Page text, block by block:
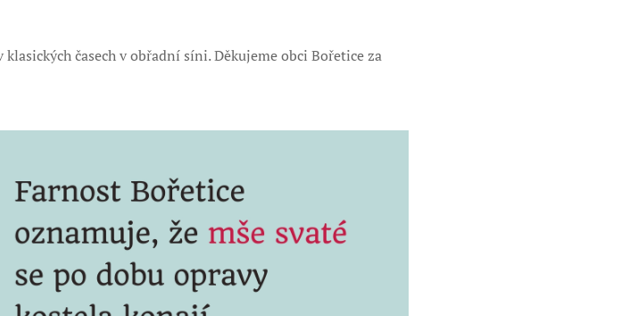
časech v obřadní síni. Děkujeme obci Bořetice za